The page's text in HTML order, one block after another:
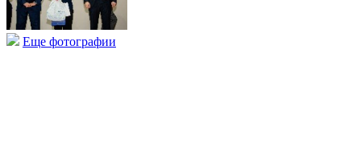
Еще фотографии